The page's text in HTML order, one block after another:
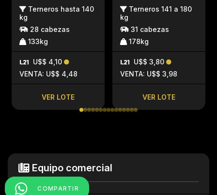
Terneros hasta 140
kg
28 cabezas
133kg
U$$ 4,10
VENTA: U$$ 4,48
VER LOTE
Terneros 141 a 180
kg
31 cabezas
178kg
U$$ 3,80
VENTA: U$$ 3,98
VER LOTE
Equipo comercial
COMPARTIR